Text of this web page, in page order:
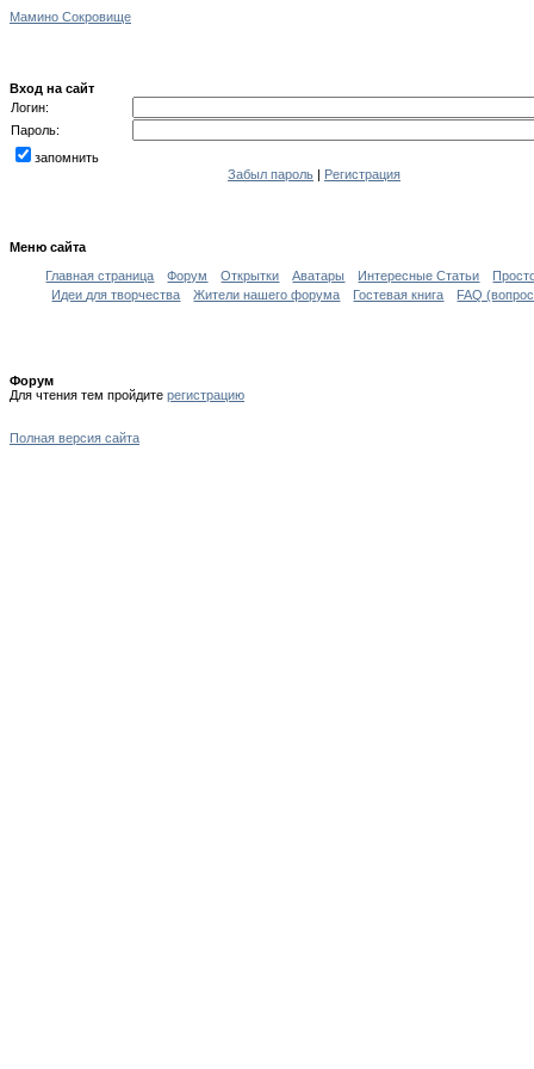
Мамино Сокровище
Вход на сайт
Логин:
Пароль:
запомнить
Забыл пароль | Регистрация
Меню сайта
Главная страница
Форум Открытки Аватары Интересные Статьи
Идеи для творчества
Жители нашего форума Гостевая книга FAQ
Форум
Для чтения тем пройдите регистрацию
Полная версия сайта